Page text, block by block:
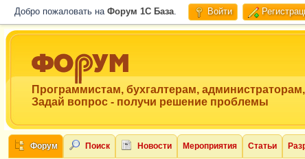
Добро пожаловать на Форум 1C База. Войти
Программистам, бухгалтерам,
Задай вопрос - получи решение проблемы
Форум Поиск Новости Мероприятия Статьи